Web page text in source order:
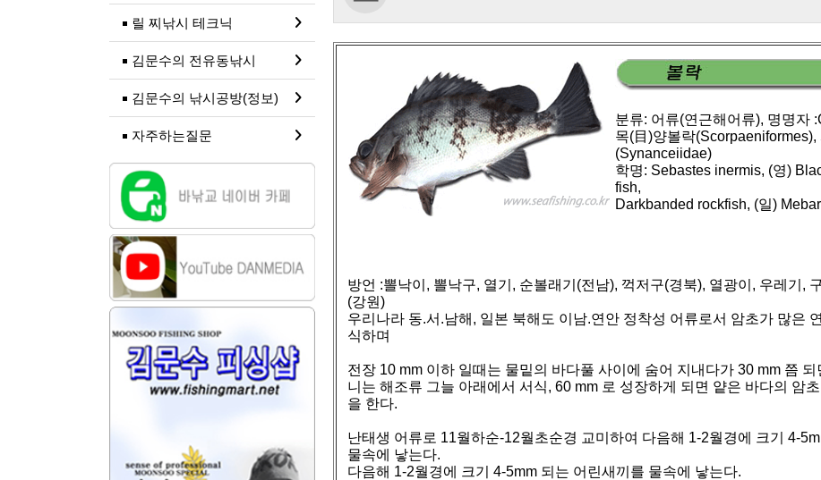
릴 찌낚시 테크닉
김문수의 전유동낚시
김문수의 낚시공방(정보)
자주하는질문
분류: 어류(연근해어류), 명명자
목(目)양볼락(Scorpaeniformes),
(Synanceiidae)
학명: Sebastes inermis, (영)
fish,
Darkbanded rockfish, (일)
방언 :뽈낙이, 뽈낙구, 열기, 순볼래기(전남), 꺽저구(경북), 열광이, 우레기,
(강원)
우리나라 동.서.남해, 일본 북해도 이남.연안 정착성 어류로서 암초가 많은
식하며
전장 10 mm 이하 일때는 물밑의 바다풀 사이에 숨어 지내다가 30 mm 쯤
니는 해조류 그늘 아래에서 서식, 60 mm 로 성장하게 되면 얕은 바다의 암
을 한다.
난태생 어류로 11월하순-12월초순경 교미하여 다음해 1-2월경에 크기 4-
물속에 낳는다.
다음해 1-2월경에 크기 4-5mm 되는 어린새끼를 물속에 낳는다.